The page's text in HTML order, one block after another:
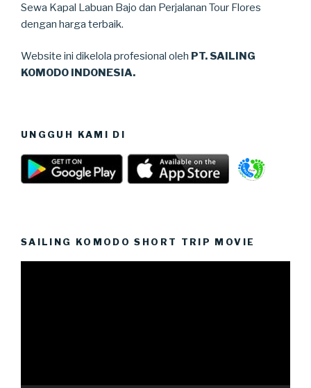
Sewa Kapal Labuan Bajo dan Perjalanan Tour Flores
dengan harga terbaik.
Website ini dikelola profesional oleh PT. SAILING
KOMODO INDONESIA.
UNGGUH KAMI DI
SAILING KOMODO SHORT TRIP MOVIE